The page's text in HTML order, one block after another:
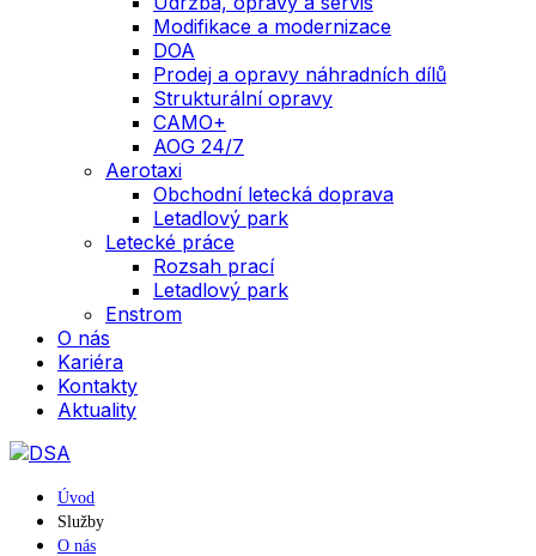
Modifikace a modernizace
DOA
Prodej a opravy náhradních dílů
Strukturální opravy
CAMO+
AOG 24/7
Aerotaxi
Obchodní letecká doprava
Letadlový park
Letecké práce
Rozsah prací
Letadlový park
Enstrom
O nás
Kariéra
Kontakty
Aktuality
Úvod
Služby
O nás